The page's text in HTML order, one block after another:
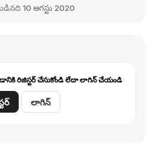
10 ఆగస్టు 2020
రిజిస్టర్ చేసుకోండి లేదా లాగిన్ చేయండి
లాగిన్